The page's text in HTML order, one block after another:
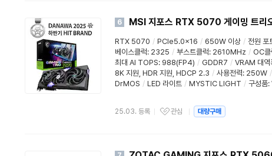
6 MSI 지포스 RTX 5070 게이밍 트리
RTX 5070 / PCIe5.0x16 / 650W 이상 / 전원 포
베이스클럭: 2325 / 부스트클럭: 2610MHz / OC클
최대 AI TOPS: 988(FP4) / GDDR7 / VRAM 대역
8K 지원 HDR 지원 HDCP 2.3 / 사용전력: 250W /
DrMOS / LED 라이트 / MYSTIC LIGHT / 구성품
25.03. 등록 관심 대량구매